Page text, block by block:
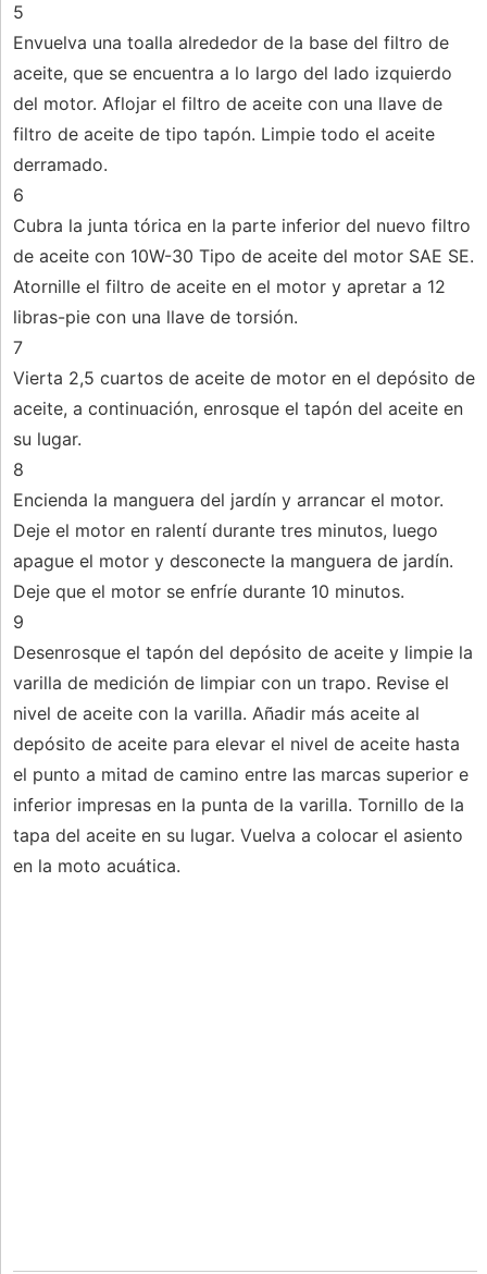
5
Envuelva una toalla alrededor de la base del filtro de
aceite, que se encuentra a lo largo del lado izquierdo
del motor. Aflojar el filtro de aceite con una llave de
filtro de aceite de tipo tapón. Limpie todo el aceite
derramado.
6
Cubra la junta tórica en la parte inferior del nuevo filtro
de aceite con 10W-30 Tipo de aceite del motor SAE SE.
Atornille el filtro de aceite en el motor y apretar a 12
libras-pie con una llave de torsión.
7
Vierta 2,5 cuartos de aceite de motor en el depósito de
aceite, a continuación, enrosque el tapón del aceite en
su lugar.
8
Encienda la manguera del jardín y arrancar el motor.
Deje el motor en ralentí durante tres minutos, luego
apague el motor y desconecte la manguera de jardín.
Deje que el motor se enfríe durante 10 minutos.
9
Desenrosque el tapón del depósito de aceite y limpie la
varilla de medición de limpiar con un trapo. Revise el
nivel de aceite con la varilla. Añadir más aceite al
depósito de aceite para elevar el nivel de aceite hasta
el punto a mitad de camino entre las marcas superior e
inferior impresas en la punta de la varilla. Tornillo de la
tapa del aceite en su lugar. Vuelva a colocar el asiento
en la moto acuática.